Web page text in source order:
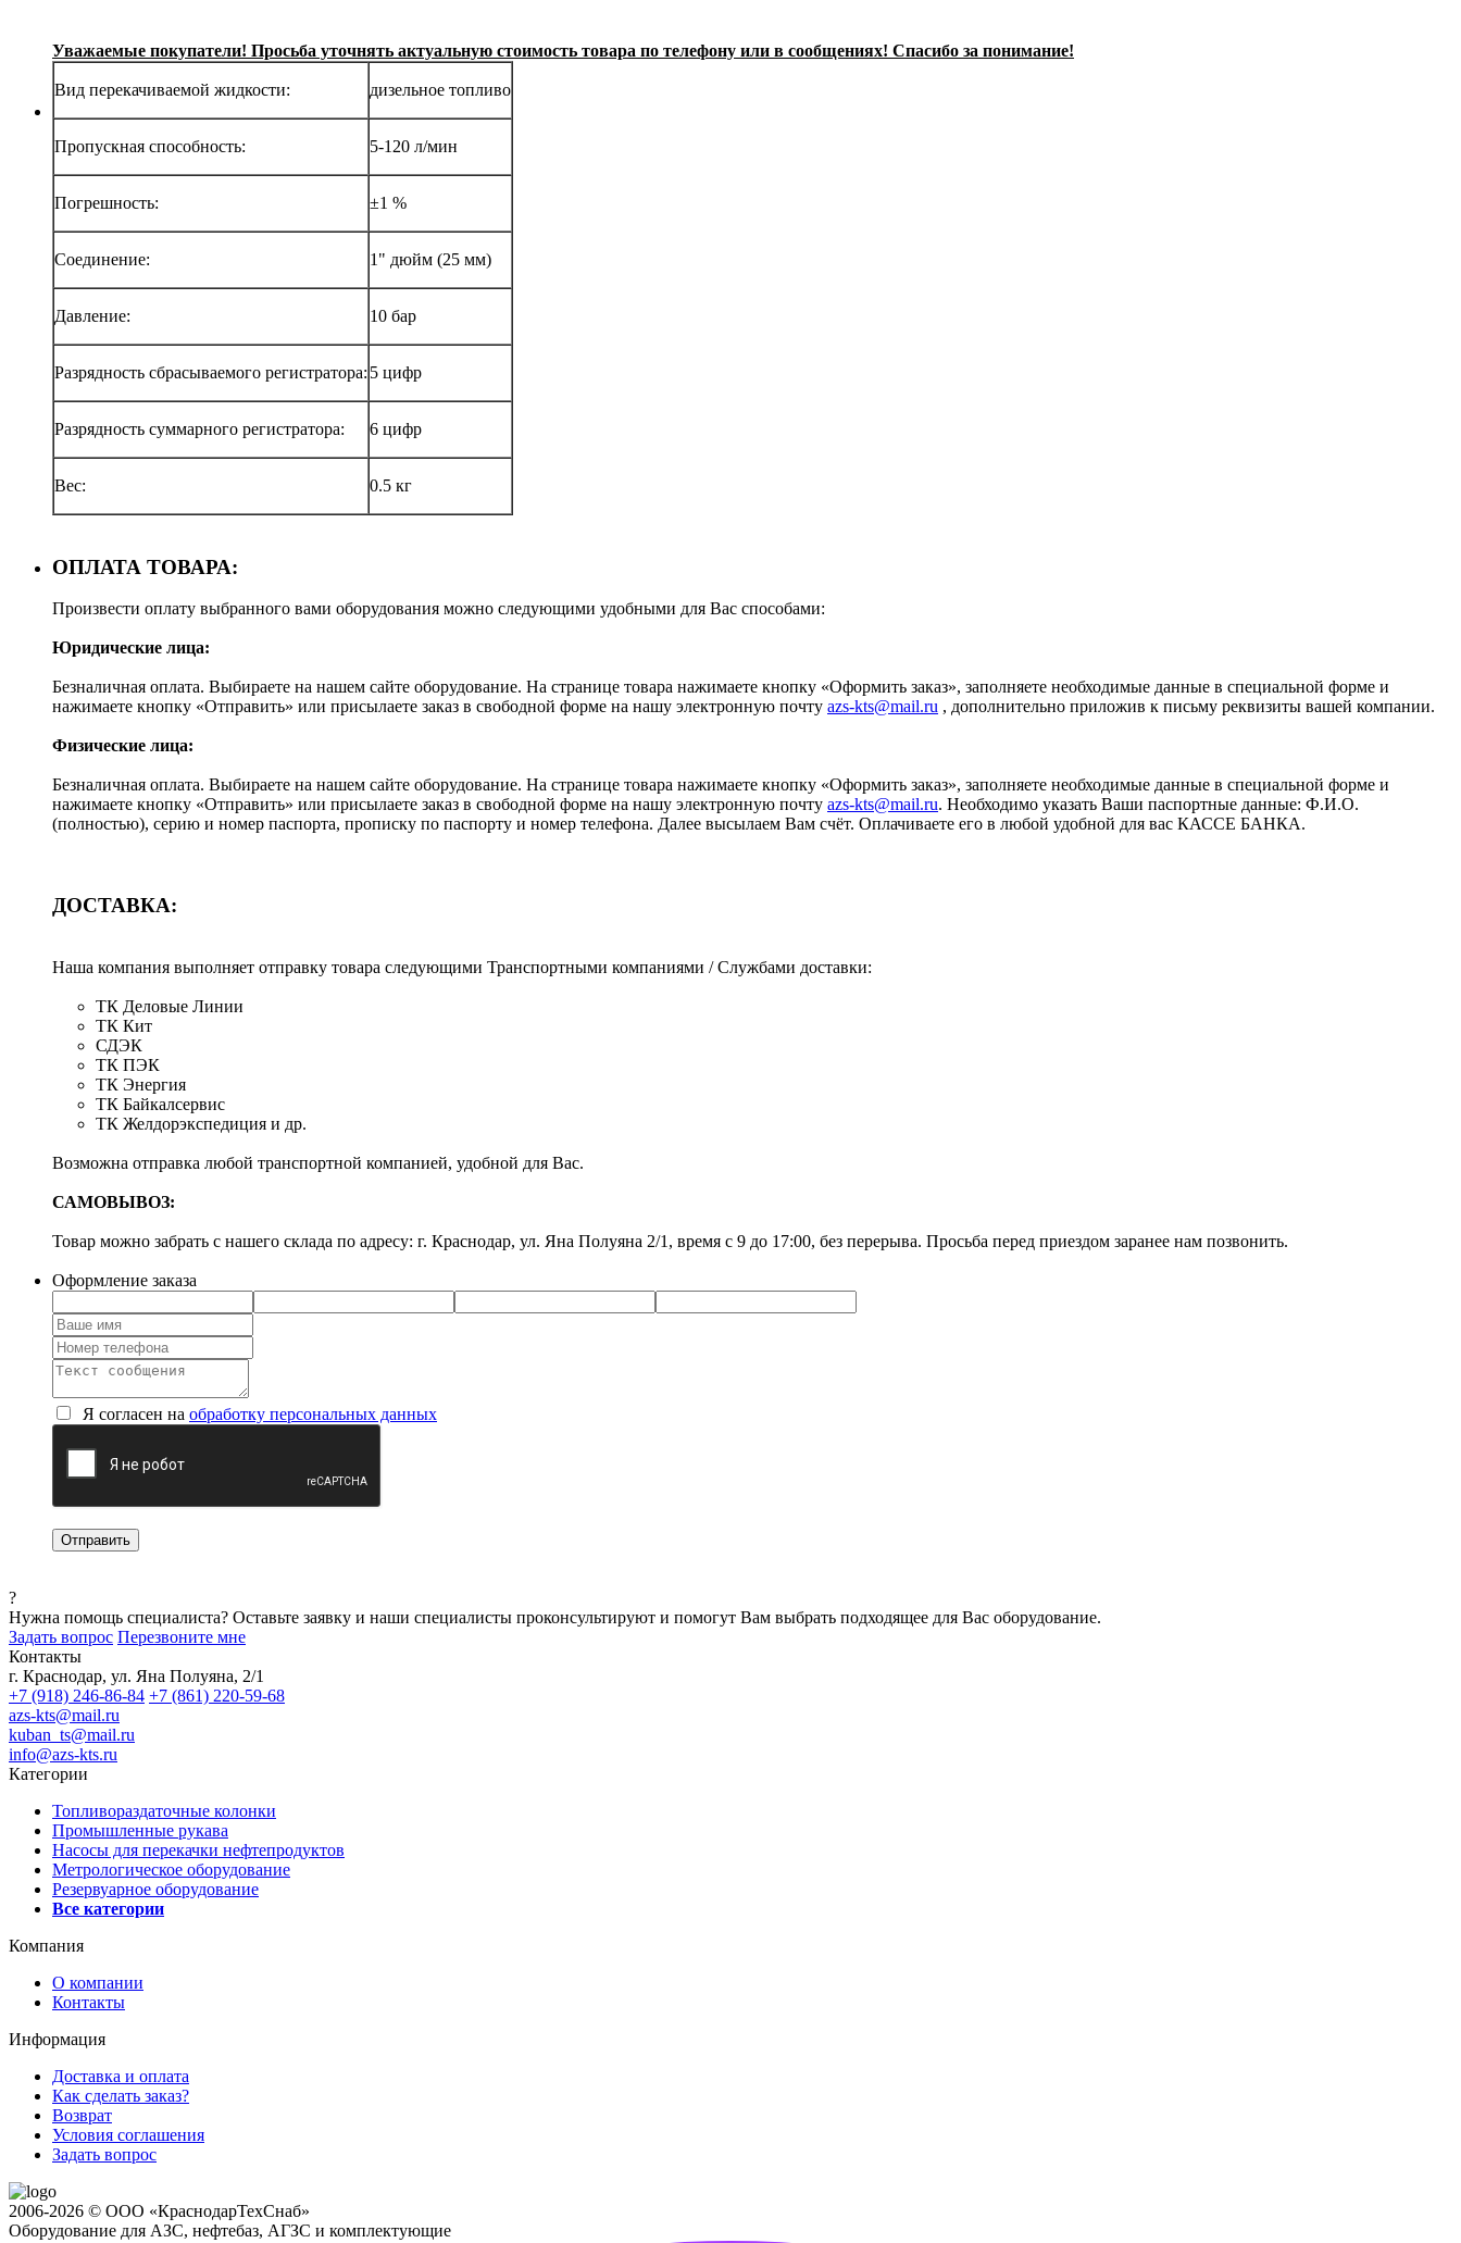
Уважаемые покупатели! Просьба уточнять актуальную стоимость товара по телефону или в сообщениях! Спасибо за понимание!
Вид перекачиваемой жидкости: дизельное топливо
Пропускная способность: 5-120 л/мин
Погрешность: ±1 %
Соединение: 1" дюйм (25 мм)
Давление: 10 бар
Разрядность сбрасываемого регистратора: 5 цифр
Разрядность суммарного регистратора: 6 цифр
Вес: 0.5 кг
ОПЛАТА ТОВАРА:
Произвести оплату выбранного вами оборудования можно следующими удобными для Вас способами:
Юридические лица:
Безналичная оплата. Выбираете на нашем сайте оборудование. На странице товара нажимаете кнопку «Оформить заказ», заполняете необходимые данные в специальной форме и
нажимаете кнопку «Отправить» или присылаете заказ в свободной форме на нашу электронную почту azs-kts@mail.ru , дополнительно приложив к письму реквизиты вашей компании.
Физические лица:
Безналичная оплата. Выбираете на нашем сайте оборудование. На странице товара нажимаете кнопку «Оформить заказ», заполняете необходимые данные в специальной форме и
нажимаете кнопку «Отправить» или присылаете заказ в свободной форме на нашу электронную почту azs-kts@mail.ru. Необходимо указать Ваши паспортные данные: Ф.И.О.
(полностью), серию и номер паспорта, прописку по паспорту и номер телефона. Далее высылаем Вам счёт. Оплачиваете его в любой удобной для вас КАССЕ БАНКА.
ДОСТАВКА:
Наша компания выполняет отправку товара следующими Транспортными компаниями / Службами доставки:
ТК Деловые Линии
ТК Кит
СДЭК
ТК ПЭК
ТК Энергия
ТК Байкалсервис
ТК Желдорэкспедиция и др.
Возможна отправка любой транспортной компанией, удобной для Вас.
САМОВЫВОЗ:
Товар можно забрать с нашего склада по адресу: г. Краснодар, ул. Яна Полуяна 2/1, время с 9 до 17:00, без перерыва. Просьба перед приездом заранее нам позвонить.
Оформление заказа
Я согласен на обработку персональных данных
?
Нужна помощь специалиста? Оставьте заявку и наши специалисты проконсультируют и помогут Вам выбрать подходящее для Вас оборудование.
Задать вопрос Перезвоните мне
Контакты
г. Краснодар, ул. Яна Полуяна, 2/1
+7 (918) 246-86-84 +7 (861) 220-59-68
azs-kts@mail.ru
kuban_ts@mail.ru
info@azs-kts.ru
Категории
Топливораздаточные колонки
Промышленные рукава
Насосы для перекачки нефтепродуктов
Метрологическое оборудование
Резервуарное оборудование
Все категории
Компания
О компании
Контакты
Информация
Доставка и оплата
Как сделать заказ?
Возврат
Условия соглашения
Задать вопрос
2006-2026 © ООО «КраснодарТехСнаб»
Оборудование для АЗС, нефтебаз, АГЗС и комплектующие